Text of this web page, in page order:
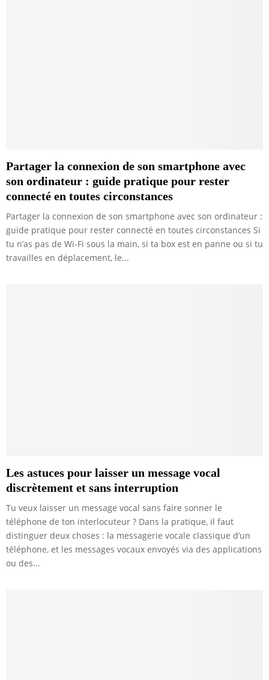
Partager la connexion de son smartphone avec
son ordinateur : guide pratique pour rester
connecté en toutes circonstances
Partager la connexion de son smartphone avec son ordinateur :
guide pratique pour rester connecté en toutes circonstances Si
tu n’as pas de Wi-Fi sous la main, si ta box est en panne ou si tu
travailles en déplacement, le...
Les astuces pour laisser un message vocal
discrètement et sans interruption
Tu veux laisser un message vocal sans faire sonner le
téléphone de ton interlocuteur ? Dans la pratique, il faut
distinguer deux choses : la messagerie vocale classique d’un
téléphone, et les messages vocaux envoyés via des applications
ou des...